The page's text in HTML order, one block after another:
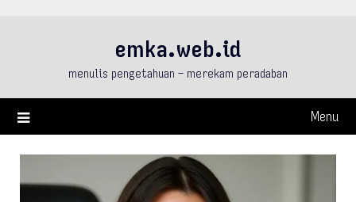
emka.web.id
menulis pengetahuan – merekam peradaban
Menu